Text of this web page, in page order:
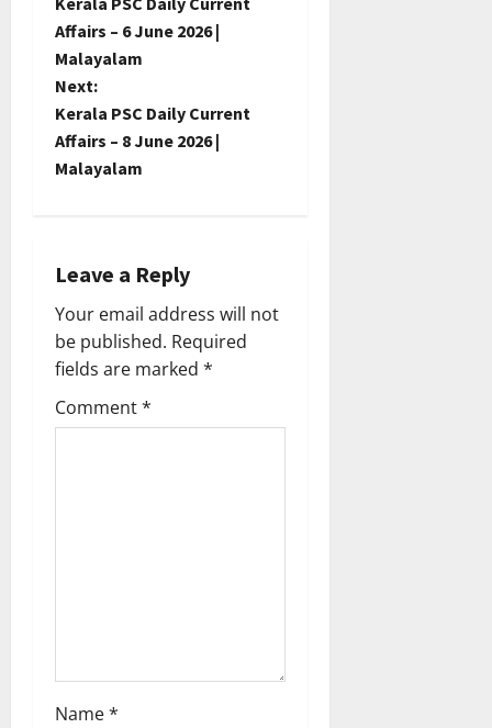
o
s
t
n
v
i
g
a
Affairs – 6 June 2026 |
Malayalam
Next:
Kerala PSC Daily Current
Affairs – 8 June 2026 |
Malayalam
Leave a Reply
Your email address will not
be published. Required
fields are marked *
Comment*
Name*